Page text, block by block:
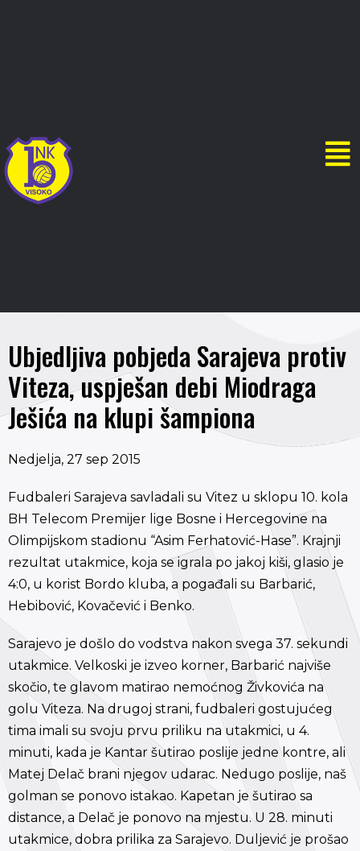
Ubjedljiva pobjeda Sarajeva protiv
Viteza, uspješan debi Miodraga
Ješića na klupi šampiona
Nedjelja, 27 sep 2015
Fudbaleri Sarajeva savladali su Vitez u sklopu 10. kola
BH Telecom Premijer lige Bosne i Hercegovine na
Olimpijskom stadionu “Asim Ferhatović-Hase”. Krajnji
rezultat utakmice, koja se igrala po jakoj kiši, glasio je
4:0, u korist Bordo kluba, a pogađali su Barbarić,
Hebibović, Kovačević i Benko.
Sarajevo je došlo do vodstva nakon svega 37. sekundi
utakmice. Velkoski je izveo korner, Barbarić najviše
skočio, te glavom matirao nemoćnog Živkovića na
golu Viteza. Na drugoj strani, fudbaleri gostujućeg
tima imali su svoju prvu priliku na utakmici, u 4.
minuti, kada je Kantar šutirao poslije jedne kontre, ali
Matej Delač brani njegov udarac. Nedugo poslije, naš
golman se ponovo istakao. Kapetan je šutirao sa
distance, a Delač je ponovo na mjestu. U 28. minuti
utakmice, dobra prilika za Sarajevo. Duljević je prošao